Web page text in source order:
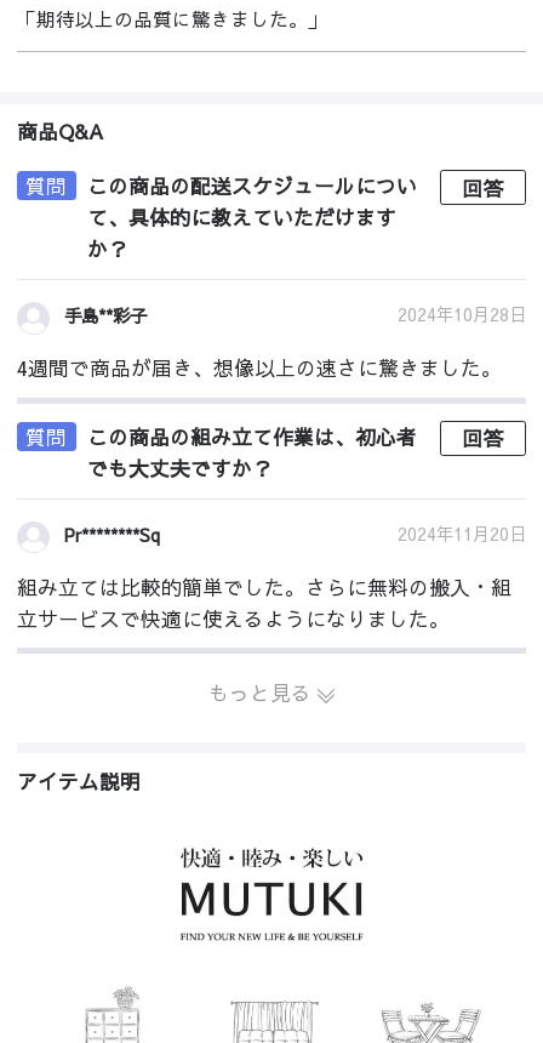
「期待以上の品質に驚きました。」
商品Q&A
質問
この商品の配送スケジュールについ
て、具体的に教えていただけます
か？
回答
手島**彩子 2024年10月28日
4週間で商品が届き、想像以上の速さに驚きました。
質問
この商品の組み立て作業は、初心者
でも大丈夫ですか？
回答
Pr********Sq 2024年11月20日
組み立ては比較的簡単でした。さらに無料の搬入・組
立サービスで快適に使えるようになりました。
もっと見る
アイテム説明